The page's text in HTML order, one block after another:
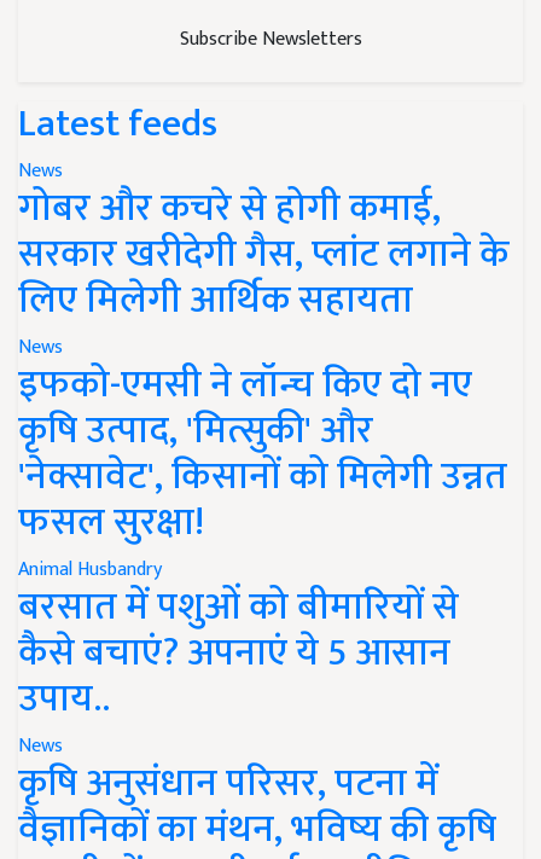
Subscribe Newsletters
Latest feeds
News
गोबर और कचरे से होगी कमाई,
सरकार खरीदेगी गैस, प्लांट लगाने के
लिए मिलेगी आर्थिक सहायता
News
इफको-एमसी ने लॉन्च किए दो नए
कृषि उत्पाद, 'मित्सुकी' और
'नेक्सावेट', किसानों को मिलेगी उन्नत
फसल सुरक्षा!
Animal Husbandry
बरसात में पशुओं को बीमारियों से
कैसे बचाएं? अपनाएं ये 5 आसान
उपाय..
News
कृषि अनुसंधान परिसर, पटना में
वैज्ञानिकों का मंथन, भविष्य की कृषि